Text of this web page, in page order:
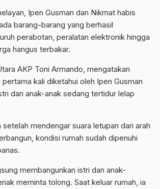
Ipen Gusman dan Nikmat habis
barang-barang yang berhasil
perabotan, peralatan elektronik hingga
hangus terbakar.
AKP Toni Armando, mengatakan
kali diketahui oleh Ipen Gusman
dan anak-anak sedang tertidur lelap
setelah mendengar suara letupan dari arah
kondisi rumah sudah dipenuhi
membangunkan istri dan anak-
meminta tolong. Saat keluar rumah, ia